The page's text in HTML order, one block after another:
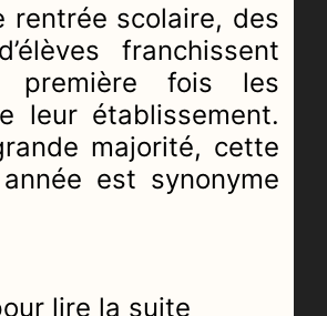
rentrée scolaire, des
franchissent
première fois les
leur établissement.
majorité, cette
est synonyme
lire la suite